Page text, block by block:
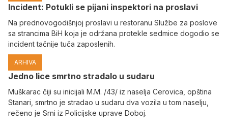
Incident: Potukli se pijani inspektori na proslavi
Na prednovogodišnjoj proslavi u restoranu Službe za poslove
sa strancima BiH koja je održana protekle sedmice dogodio se
incident tačnije tuča zaposlenih.
ARHIVA
Јedno lice smrtno stradalo u sudaru
Muškarac čiji su inicijali M.M. /43/ iz naselja Cerovica, opština
Stanari, smrtno je stradao u sudaru dva vozila u tom naselju,
rečeno je Srni iz Policijske uprave Doboj.